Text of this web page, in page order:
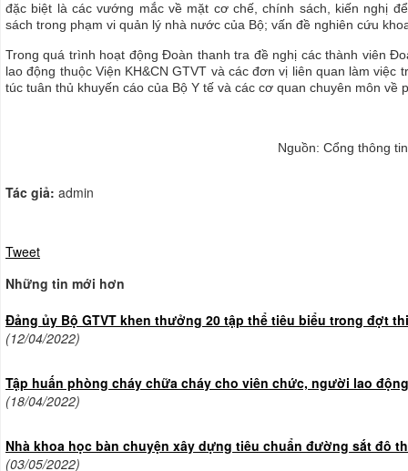
đặc biệt là các vướng mắc về mặt cơ chế, chính sách, kiến nghị
sách trong phạm vi quản lý nhà nước của Bộ; vấn đề nghiên cứu
Trong quá trình hoạt động Đoàn thanh tra đề nghị các thành viên
lao động thuộc Viện KH&CN GTVT và các đơn vị liên quan làm việc
túc tuân thủ khuyến cáo của Bộ Y tế và các cơ quan chuyên môn về
Nguồn: Cổng thông
Tác giả: admin
Tweet
Những tin mới hơn
Đảng ủy Bộ GTVT khen thưởng 20 tập thể tiêu biểu trong đợt
(12/04/2022)
Tập huấn phòng cháy chữa cháy cho viên chức, người lao
(18/04/2022)
Nhà khoa học bàn chuyện xây dựng tiêu chuẩn đường sắt đô
(03/05/2022)